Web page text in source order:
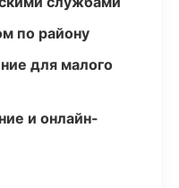
по району
для малого
и онлайн-